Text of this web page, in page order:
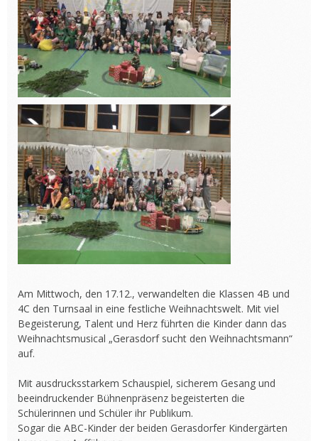
Am Mittwoch, den 17.12., verwandelten die Klassen 4B und
4C den Turnsaal in eine festliche Weihnachtswelt. Mit viel
Begeisterung, Talent und Herz führten die Kinder dann das
Weihnachtsmusical „Gerasdorf sucht den Weihnachtsmann“
auf.
Mit ausdrucksstarkem Schauspiel, sicherem Gesang und
beeindruckender Bühnenpräsenz begeisterten die
Schülerinnen und Schüler ihr Publikum.
Sogar die ABC-Kinder der beiden Gerasdorfer Kindergärten